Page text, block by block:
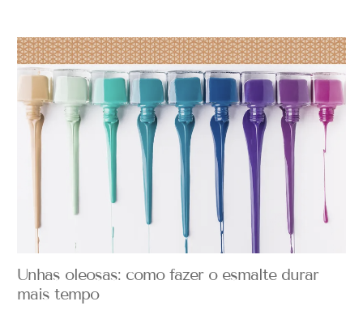
Unhas oleosas: como fazer o esmalte durar
mais tempo